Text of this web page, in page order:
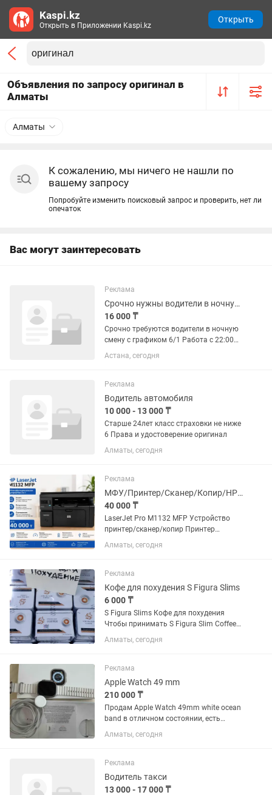
Объявления по запросу оригинал в
Алматы
Алматы
К сожалению, мы ничего не нашли по
вашему запросу
Попробуйте изменить поисковый запрос и проверить, нет ли
опечаток
Вас могут заинтересовать
Реклама
Срочно нужны водители в ночную смену на работу в такси
16 000 ₸
Срочно требуются водители в ночную
смену с графиком 6/1 Работа с 22:00
вечера до 10:00 утра Доход делится
ежедневно после смены 50/50 Бензин
21 года от 5 класса...
Астана, сегодня
Реклама
Водитель автомобиля
10 000 - 13 000 ₸
Старше 24лет класс страховки не ниже
6 Права и удостоверение оригинал
Алматы, сегодня
Реклама
МФУ/Принтер/Сканер/Копир/HP m1132
40 000 ₸
LaserJet Pro M1132 MFP Устройство
принтер/сканер/копир Принтер
Максимальный формат A4
Максимальный размер отпечатка 216
для ч/б печати 600x600 dpi Скорость
печати 18...
Алматы, сегодня
Реклама
Кофе для похудения S Figura Slims
6 000 ₸
S Figura Slims Кофе для похудения
Чтобы принимать S Figura Slim Coffee
для похудения, нужно растворить один
пакетик в 150-200 мл горячей воды,
еды, желательно до...
Алматы, сегодня
Реклама
Apple Watch 49 mm
210 000 ₸
Продам Apple Watch 49mm white ocean
band в отличном состоянии, есть
защитная пленка, в коробке, оригинал
Алматы, сегодня
Реклама
Водитель такси
13 000 - 17 000 ₸
Kaspi.kz
Открыть в Приложении Kaspi.kz
Открыть